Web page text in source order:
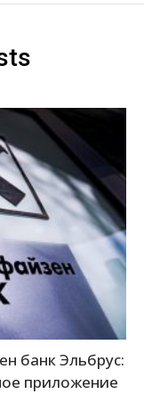
банк Эльбрус:
приложение